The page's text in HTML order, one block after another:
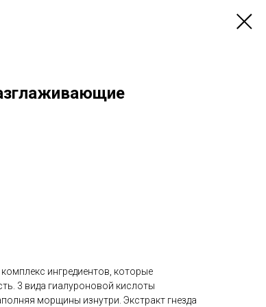
ингредиентов, которые
3 вида гиалуроновой кислоты
морщины изнутри. Экстракт гнезда